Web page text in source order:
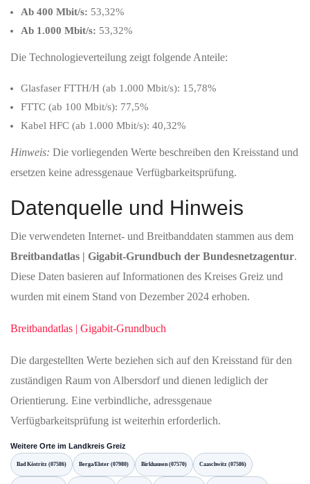
Ab 400 Mbit/s: 53,32%
Ab 1.000 Mbit/s: 53,32%
Die Technologieverteilung zeigt folgende Anteile:
Glasfaser FTTH/H (ab 1.000 Mbit/s): 15,78%
FTTC (ab 100 Mbit/s): 77,5%
Kabel HFC (ab 1.000 Mbit/s): 40,32%
Hinweis: Die vorliegenden Werte beschreiben den Kreisstand und
ersetzen keine adressgenaue Verfügbarkeitsprüfung.
Datenquelle und Hinweis
Die verwendeten Internet- und Breitbanddaten stammen aus dem
Breitbandatlas | Gigabit-Grundbuch der Bundesnetzagentur.
Diese Daten basieren auf Informationen des Kreises Greiz und
wurden mit einem Stand von Dezember 2024 erhoben.
Breitbandatlas | Gigabit-Grundbuch
Die dargestellten Werte beziehen sich auf den Kreisstand für den
zuständigen Raum von Albersdorf und dienen lediglich der
Orientierung. Eine verbindliche, adressgenaue
Verfügbarkeitsprüfung ist weiterhin erforderlich.
Weitere Orte im Landkreis Greiz
Bad Köstritz (07586) Berga/Elster (07980) Birkhausen (07570) Caaschwitz (07586)